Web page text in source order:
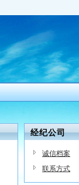
经纪公司
诚信档案
联系方式